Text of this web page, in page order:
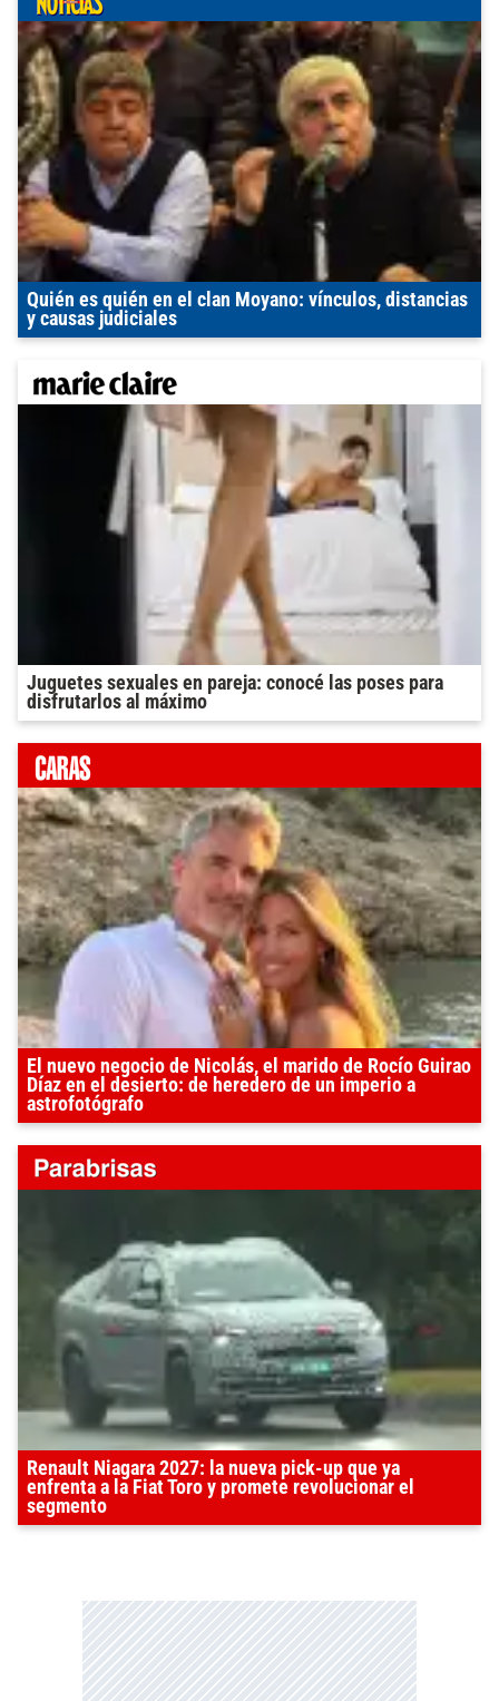
Quién es quién en el clan Moyano: vínculos, distancias
y causas judiciales
Juguetes sexuales en pareja: conocé las poses para
disfrutarlos al máximo
El nuevo negocio de Nicolás, el marido de Rocío Guirao
Díaz en el desierto: de heredero de un imperio a
astrofotógrafo
Renault Niagara 2027: la nueva pick-up que ya
enfrenta a la Fiat Toro y promete revolucionar el
segmento